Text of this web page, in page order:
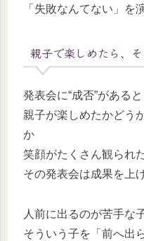
「失敗なんてない」を
親子で楽しめたら、そ
発表会に“成否”があると
親子が楽しめたかどう
か
笑顔がたくさん観られた
その発表会は成果を上
人前に出るのが苦手な
そういう子を「前へ出